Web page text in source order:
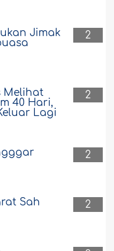
2
Jimak
2
Melihat
40 Hari,
Lagi
2
2
Sah